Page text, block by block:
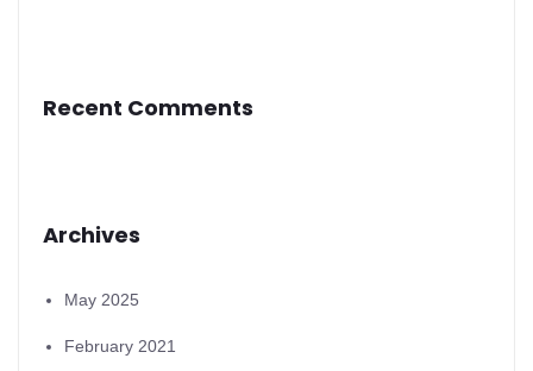
Recent Comments
Archives
May 2025
February 2021